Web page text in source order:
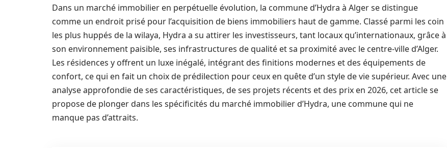
Dans un marché immobilier en perpétuelle évolution, la commune d’Hydra à Alger se distingue
comme un endroit prisé pour l’acquisition de biens immobiliers haut de gamme. Classé parmi les coin
les plus huppés de la wilaya, Hydra a su attirer les investisseurs, tant locaux qu’internationaux, grâce à
son environnement paisible, ses infrastructures de qualité et sa proximité avec le centre-ville d’Alger.
Les résidences y offrent un luxe inégalé, intégrant des finitions modernes et des équipements de
confort, ce qui en fait un choix de prédilection pour ceux en quête d’un style de vie supérieur. Avec une
analyse approfondie de ses caractéristiques, de ses projets récents et des prix en 2026, cet article se
propose de plonger dans les spécificités du marché immobilier d’Hydra, une commune qui ne
manque pas d’attraits.